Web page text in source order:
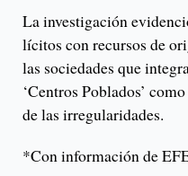
La investigación
lícitos con recursos de
las sociedades que
‘Centros Poblados’
de las irregularidades.
*Con información de